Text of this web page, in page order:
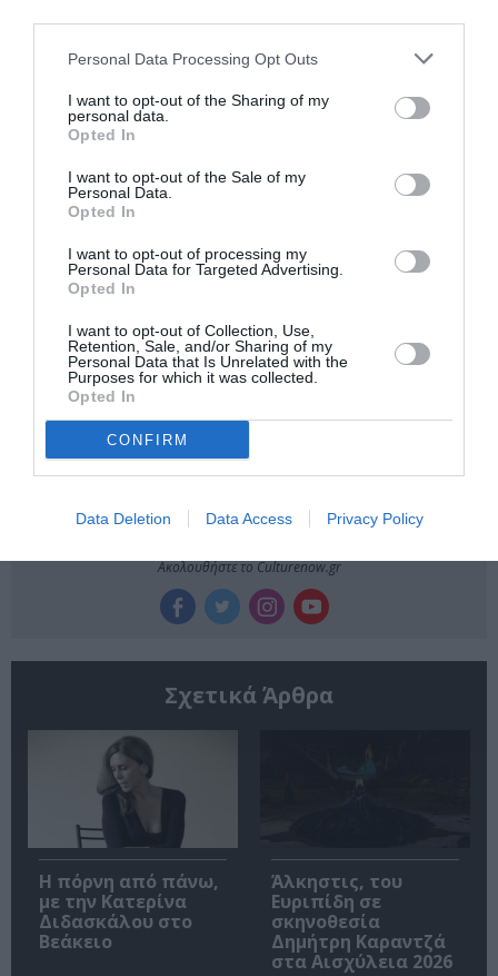
Personal Data Processing Opt Outs
I want to opt-out of the Sharing of my
personal data.
Opted In
I want to opt-out of the Sale of my
Personal Data.
Opted In
I want to opt-out of processing my
Personal Data for Targeted Advertising.
Opted In
I want to opt-out of Collection, Use,
Retention, Sale, and/or Sharing of my
Personal Data that Is Unrelated with the
Purposes for which it was collected.
Opted In
CONFIRM
Data Deletion Data Access Privacy Policy
μάθετε πρώτοι όλες τις ειδήσεις
Πολιτισμό στοCulturenow.gr
Tags
ΓΙΩΡΓΟΣ ΚΙΜΟΥΛΗΣ
ΔΡΑΜΑ - ΚΟΙΝΩΝΙΚΟ - ΣΥΓΧΡΟΝΟ
ΘΕΑΤΡΙΚΕΣ ΠΑΡΑΣΤΑΣΕΙΣ 2025 – 2026
Newsletter
Κάθε βδομάδα στο e-mail σας τα τελευταία νέα για
την Τέχνη και τον Πολιτισμό!
Ακολουθήστε το Culturenow.gr
Σχετικά Άρθρα
Η πόρνη από πάνω,
με την Κατερίνα
Διδασκάλου στο
Βεάκειο
Άλκηστις, του
Ευριπίδη σε
σκηνοθεσία
Δημήτρη Καραντζά
στα Αισχύλεια 2026